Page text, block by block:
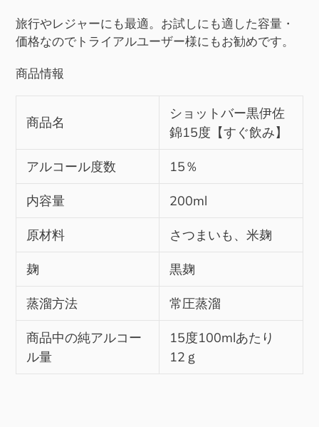
旅行やレジャーにも最適。お試しにも適した容量・
価格なのでトライアルユーザー様にもお勧めです。
商品情報
商品名
ショットバー黒伊佐
錦15度【すぐ飲み】
アルコール度数 15％
内容量 200ml
原材料 さつまいも、米麹
麹 黒麹
蒸溜方法 常圧蒸溜
商品中の純アルコー
ル量
15度100mlあたり
12ｇ